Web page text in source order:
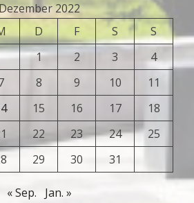
2022
D F S
S
1
2 3
4
8 9 10
11
15 16 17
18
22 23 24
25
29 30 31
« Sep. Jan. »